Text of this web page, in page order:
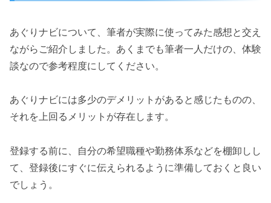
あぐりナビについて、筆者が実際に使ってみた感想と交え
ながらご紹介しました。あくまでも筆者一人だけの、体験
談なので参考程度にしてください。
あぐりナビには多少のデメリットがあると感じたものの、
それを上回るメリットが存在します。
登録する前に、自分の希望職種や勤務体系などを棚卸しし
て、登録後にすぐに伝えられるように準備しておくと良い
でしょう。